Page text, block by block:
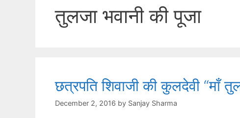
तुलजा भवानी की पूजा
छत्रपति शिवाजी की कुलदेवी “माँ
December 2, 2016 by Sanjay Sharma